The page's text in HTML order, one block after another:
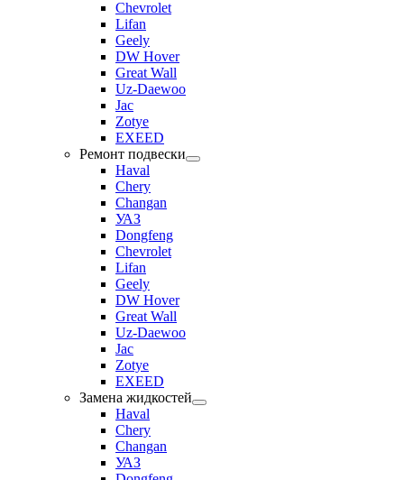
Chevrolet
Lifan
Geely
DW Hover
Great Wall
Uz-Daewoo
Jac
Zotye
EXEED
Ремонт подвески
Haval
Chery
Changan
УАЗ
Dongfeng
Chevrolet
Lifan
Geely
DW Hover
Great Wall
Uz-Daewoo
Jac
Zotye
EXEED
Замена жидкостей
Haval
Chery
Changan
УАЗ